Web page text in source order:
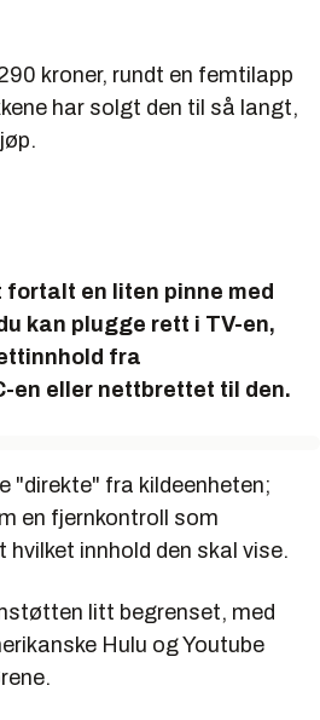
kroner, rundt en femtilapp
har solgt den til så langt,
fortalt en liten pinne med
kan plugge rett i TV-en,
fra
en eller nettbrettet til den.
"direkte" fra kildeenheten;
en fjernkontroll som
innhold den skal vise.
litt begrenset, med
Hulu og Youtube